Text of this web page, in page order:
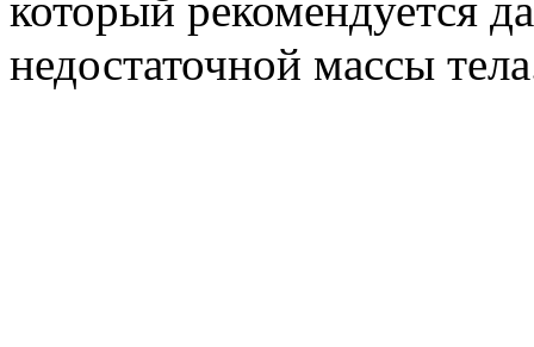
недостаточной массы